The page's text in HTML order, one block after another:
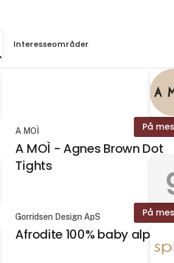
Søg
Interesseområder
På
A MOÌ
A MOÌ - Agnes Brown Dot
Tights
På
Gorridsen Design ApS
Afrodite 100% baby alpaca